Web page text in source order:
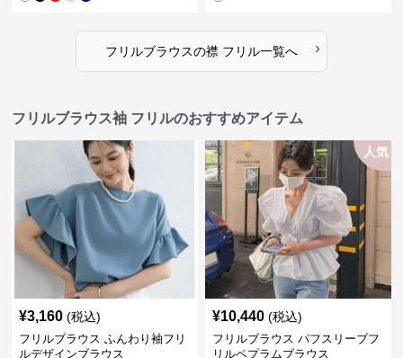
フリルブラウスの襟 フリル一覧へ ›
フリルブラウス袖 フリルのおすすめアイテム
¥3,160 (税込)
フリルブラウス ふんわり袖フリ
ルデザインブラウス
人気
¥10,440 (税込)
フリルブラウス パフスリーブフ
リルペプラムブラウス